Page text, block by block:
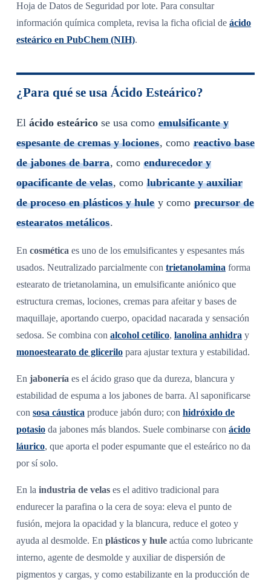
Hoja de Datos de Seguridad por lote. Para consultar
información química completa, revisa la ficha oficial de ácido
esteárico en PubChem (NIH).
¿Para qué se usa Ácido Esteárico?
El ácido esteáricose usa como emulsificante y
espesante de cremas y lociones, como reactivo base
de jabones de barra, como endurecedor y
opacificante de velas, como lubricante y auxiliar
de proceso en plásticos y huley como precursor de
estearatos metálicos.
En cosmética es uno de los emulsificantes y espesantes más
usados. Neutralizado parcialmente con trietanolamina forma
estearato de trietanolamina, un emulsificante aniónico que
estructura cremas, lociones, cremas para afeitar y bases de
maquillaje, aportando cuerpo, opacidad nacarada y sensación
sedosa. Se combina con alcohol cetílico, lanolina anhidra y
monoestearato de glicerilopara ajustar textura y estabilidad.
En jabonería es el ácido graso que da dureza, blancura y
estabilidad de espuma a los jabones de barra. Al saponificarse
con sosa cáustica produce jabón duro; con hidróxido de
potasioda jabones más blandos. Suele combinarse con ácido
láurico, que aporta el poder espumante que el esteárico no da
por sí solo.
En la industria de velases el aditivo tradicional para
endurecer la parafina o la cera de soya: eleva el punto de
fusión, mejora la opacidad y la blancura, reduce el goteo y
ayuda al desmolde. En plásticos y huleactúa como lubricante
interno, agente de desmolde y auxiliar de dispersión de
pigmentos y cargas, y como estabilizante en la producción de